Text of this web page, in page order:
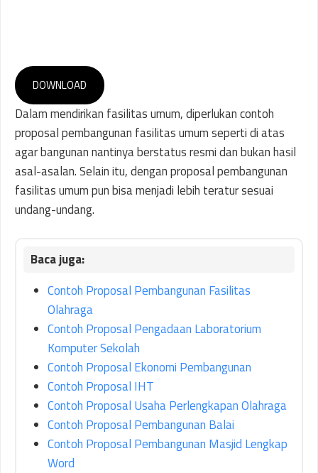
DOWNLOAD
Dalam mendirikan fasilitas umum, diperlukan contoh
proposal pembangunan fasilitas umum seperti di atas
agar bangunan nantinya berstatus resmi dan bukan hasil
asal-asalan. Selain itu, dengan proposal pembangunan
fasilitas umum pun bisa menjadi lebih teratur sesuai
undang-undang.
Contoh Proposal Pembangunan Fasilitas
Olahraga
Contoh Proposal Pengadaan Laboratorium
Komputer Sekolah
Contoh Proposal Ekonomi Pembangunan
Contoh Proposal IHT
Contoh Proposal Usaha Perlengkapan Olahraga
Contoh Proposal Pembangunan Balai
Contoh Proposal Pembangunan Masjid Lengkap
Word